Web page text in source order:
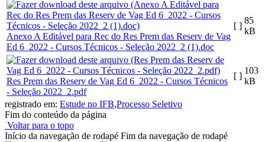
Anexo A Editável para Rec do Res Prem das Reserv de Vag
Ed 6_2022 - Cursos Técnicos - Seleção 2022_2 (1).doc
[ ]
85
kB
Res Prem das Reserv de Vag Ed 6_2022 - Cursos Técnicos
- Seleção 2022_2.pdf
[ ]
103
kB
registrado em: Estude no IFB,Processo Seletivo
Fim do conteúdo da página
Voltar para o topo
Início da navegação de rodapé Fim da navegação de rodapé